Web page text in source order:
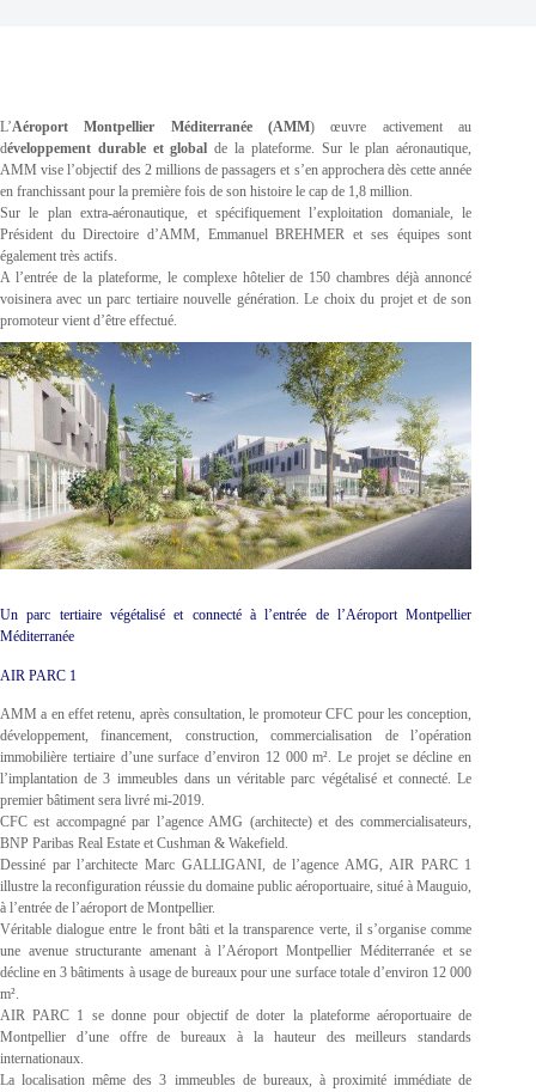
L’Aéroport Montpellier Méditerranée (AMM) œuvre activement au
développement durable et global de la plateforme. Sur le plan aéronautique,
AMM vise l’objectif des 2 millions de passagers et s’en approchera dès cette année
en franchissant pour la première fois de son histoire le cap de 1,8 million.
Sur le plan extra-aéronautique, et spécifiquement l’exploitation domaniale, le
Président du Directoire d’AMM, Emmanuel BREHMER et ses équipes sont
également très actifs.
A l’entrée de la plateforme, le complexe hôtelier de 150 chambres déjà annoncé
voisinera avec un parc tertiaire nouvelle génération. Le choix du projet et de son
promoteur vient d’être effectué.
Un parc tertiaire végétalisé et connecté à l’entrée de l’Aéroport Montpellier
Méditerranée
AIR PARC 1
AMM a en effet retenu, après consultation, le promoteur CFC pour les conception,
développement, financement, construction, commercialisation de l’opération
immobilière tertiaire d’une surface d’environ 12 000 m². Le projet se décline en
l’implantation de 3 immeubles dans un véritable parc végétalisé et connecté. Le
premier bâtiment sera livré mi-2019.
CFC est accompagné par l’agence AMG (architecte) et des commercialisateurs,
BNP Paribas Real Estate et Cushman & Wakefield.
Dessiné par l’architecte Marc GALLIGANI, de l’agence AMG, AIR PARC 1
illustre la reconfiguration réussie du domaine public aéroportuaire, situé à Mauguio,
à l’entrée de l’aéroport de Montpellier.
Véritable dialogue entre le front bâti et la transparence verte, il s’organise comme
une avenue structurante amenant à l’Aéroport Montpellier Méditerranée et se
décline en 3 bâtiments à usage de bureaux pour une surface totale d’environ 12 000
m².
AIR PARC 1 se donne pour objectif de doter la plateforme aéroportuaire de
Montpellier d’une offre de bureaux à la hauteur des meilleurs standards
internationaux.
La localisation même des 3 immeubles de bureaux, à proximité immédiate de